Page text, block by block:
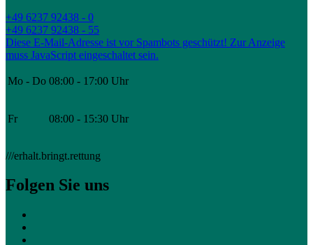
+49 6237 92438 - 0
+49 6237 92438 - 55
Diese E-Mail-Adresse ist vor Spambots geschützt! Zur Anzeige
muss JavaScript eingeschaltet sein.
Mo - Do 08:00 - 17:00 Uhr
Fr 08:00 - 15:30 Uhr
///erhalt.bringt.rettung
Folgen Sie uns